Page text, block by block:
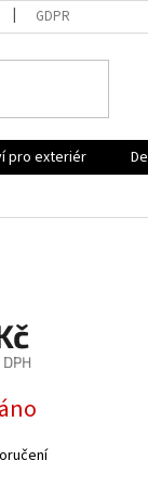
GDPR
pro exteriér